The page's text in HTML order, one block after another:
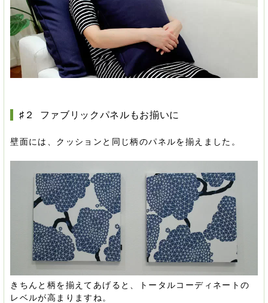
♯２ ファブリックパネルもお揃いに
壁面には、クッションと同じ柄のパネルを揃えました。
きちんと柄を揃えてあげると、トータルコーディネートの
レベルが高まりますね。